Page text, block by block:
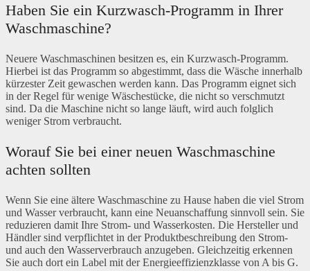
Haben Sie ein Kurzwasch-Programm in Ihrer
Waschmaschine?
Neuere Waschmaschinen besitzen es, ein Kurzwasch-Programm.
Hierbei ist das Programm so abgestimmt, dass die Wäsche innerhalb
kürzester Zeit gewaschen werden kann. Das Programm eignet sich
in der Regel für wenige Wäschestücke, die nicht so verschmutzt
sind. Da die Maschine nicht so lange läuft, wird auch folglich
weniger Strom verbraucht.
Worauf Sie bei einer neuen Waschmaschine
achten sollten
Wenn Sie eine ältere Waschmaschine zu Hause haben die viel Strom
und Wasser verbraucht, kann eine Neuanschaffung sinnvoll sein. Sie
reduzieren damit Ihre Strom- und Wasserkosten. Die Hersteller und
Händler sind verpflichtet in der Produktbeschreibung den Strom-
und auch den Wasserverbrauch anzugeben. Gleichzeitig erkennen
Sie auch dort ein Label mit der Energieeffizienzklasse von A bis G.